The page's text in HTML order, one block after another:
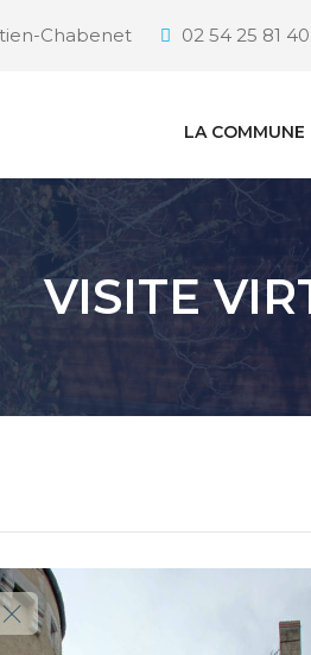
Chabenet 02 54 25 81 40
LA COMMUNE
VISITE